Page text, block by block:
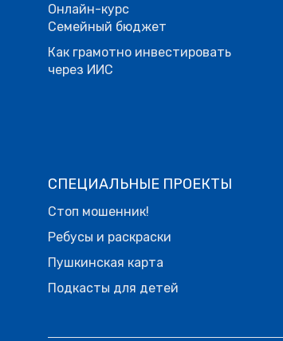
Онлайн-курс
Семейный бюджет
Как грамотно инвестировать
через ИИС
СПЕЦИАЛЬНЫЕ ПРОЕКТЫ
Стоп мошенник!
Ребусы и раскраски
Пушкинская карта
Подкасты для детей